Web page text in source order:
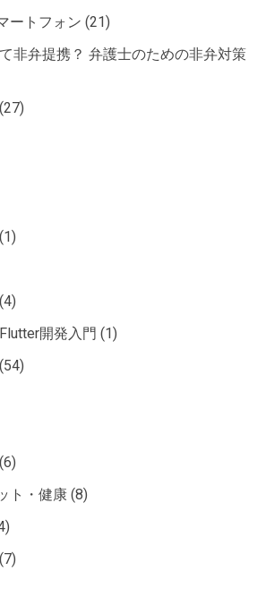
ートフォン (21)
非弁提携？ 弁護士のための非弁対策
(27)
(1)
(4)
開発入門 (1)
(54)
(6)
ト・健康 (8)
(7)